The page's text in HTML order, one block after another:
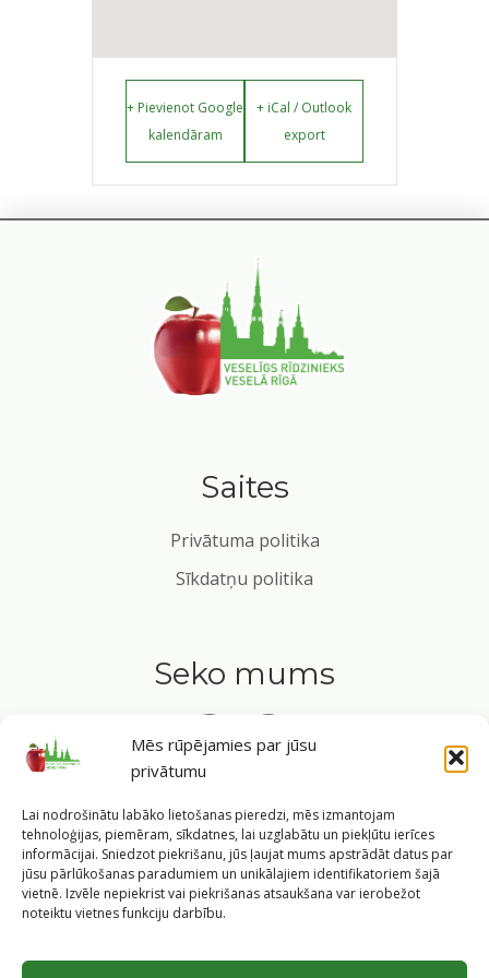
Mēs rūpējamies par jūsu
privātumu
Lai nodrošinātu labāko lietošanas pieredzi, mēs izmantojam
tehnoloģijas, piemēram, sīkdatnes, lai uzglabātu un piekļūtu ierīces
informācijai. Sniedzot piekrišanu, jūs ļaujat mums apstrādāt datus par
jūsu pārlūkošanas paradumiem un unikālajiem identifikatoriem šajā
vietnē. Izvēle nepiekrist vai piekrišanas atsaukšana var ierobežot
noteiktu vietnes funkciju darbību.
+ Pievienot Google
kalendāram
+ iCal / Outlook
export
Saites
Privātuma politika
Sīkdatņu politika
Seko mums
©2026 Veselīgs rīdzinieks veselā Rīgā |Pārpublicējot
informāciju, atsauce uz Rīgas valstspilsētas pašvaldības